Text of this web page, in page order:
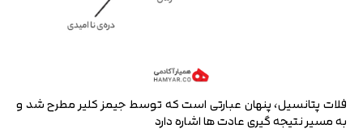
فلات پتانسیل، پنهان عبارتی است که توسط جیمز کلیر مطرح شد و
به مسیر نتیجه گیری عادت ها اشاره دارد